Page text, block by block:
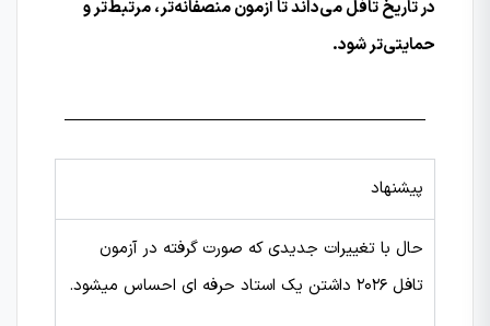
در تاریخ تافل می‌داند تا آزمون منصفانه‌تر، مرتبط‌تر و
حمایتی‌تر شود.
پیشنهاد
حال با تغییرات جدیدی که صورت گرفته در آزمون
تافل 2026 داشتن یک استاد حرفه ای احساس میشود.